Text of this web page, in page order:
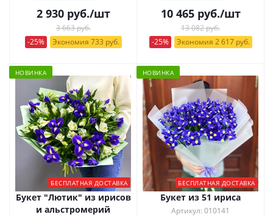
2 930руб./шт
3 663 руб.
-25%
Экономия 733 руб.
10 465руб./шт
13 082 руб.
-25%
Экономия 2 617 руб.
НОВИНКА
БЕСПЛАТНАЯ ДОСТАВКА
Букет "Лютик" из ирисов
и альстромерий
НОВИНКА
БЕСПЛАТНАЯ ДОСТАВКА
Букет из 51 ириса
Артикул: 010141